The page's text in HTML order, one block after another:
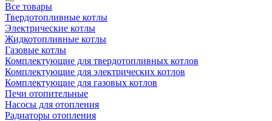
Все товары
Твердотопливные котлы
Электрические котлы
Жидкотопливные котлы
Газовые котлы
Комплектующие для твердотопливных котлов
Комплектующие для электрических котлов
Комплектующие для газовых котлов
Печи отопительные
Насосы для отопления
Радиаторы отопления